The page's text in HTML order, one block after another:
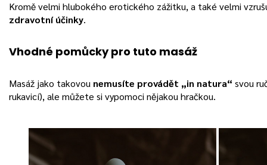
Kromě velmi hlubokého erotického zážitku, a také velmi
zdravotní účinky.
Vhodné pomůcky pro tuto masáž
Masáž jako takovou nemusíte provádět „in natura“ svou
rukavicí), ale můžete si vypomoci nějakou hračkou.